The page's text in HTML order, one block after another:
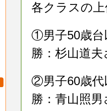
各クラスの
①男子50
勝：杉山道
②男子60歳
勝：青山照